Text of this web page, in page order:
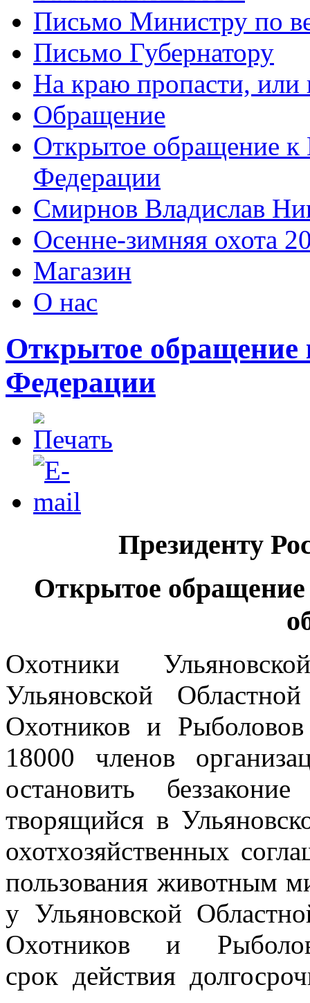
Письмо Министру по
Письмо Губернатору
На краю пропасти, или
Обращение
Открытое обращение к
Федерации
Смирнов Владислав
Осенне-зимняя охота
Магазин
О нас
Открытое обращение
Федерации
Президенту
Открытое
Охотники
Ульяновской
Охотников и
18000 членов
остановить
творящийся в
охотхозяйственных
пользования животным
у Ульяновской
Охотников и
срок действия